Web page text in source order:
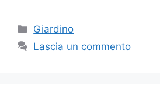
Categorie
Giardino
Lascia un commento